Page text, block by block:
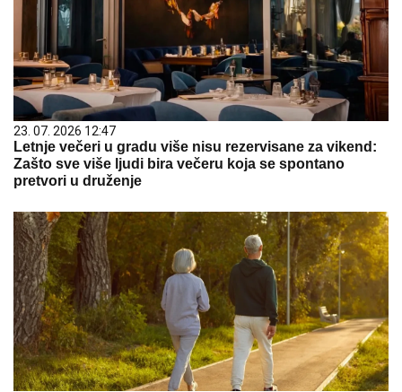
23. 07. 2026 12:47
Letnje večeri u gradu više nisu rezervisane za vikend:
Zašto sve više ljudi bira večeru koja se spontano
pretvori u druženje